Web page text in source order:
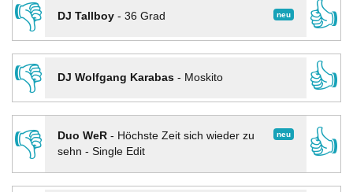
👎 neu
DJ Tallboy- 36 Grad
👍
👎
DJ Wolfgang Karabas- Moskito
👍
👎
neu
Duo WeR- Höchste Zeit sich wieder zu
sehn - Single Edit
👍